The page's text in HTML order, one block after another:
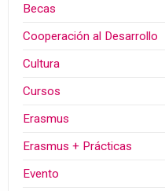
Becas
Cooperación al Desarrollo
Cultura
Cursos
Erasmus
Erasmus + Prácticas
Evento